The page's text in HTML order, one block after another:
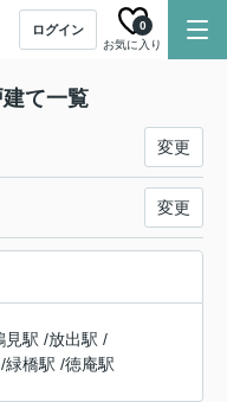
ログイン
お気に入り
0
て一覧
変更
変更
見駅 /放出駅 /
/緑橋駅 /徳庵駅